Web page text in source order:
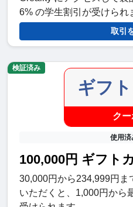
6% の学生割引が受けられ
取引
ギフ
ク
使用済
100,000円 ギフト
30,000円から234,999円ま
いただくと、1,000円から
検証済み